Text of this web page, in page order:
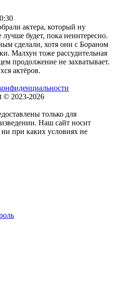
актера, который ну
будет, пока неинтересно.
сделали, хотя они с Бораном
Малхун тоже рассудительная
продолжение не захватывает.
актёров.
© 2023-2026
только для
Наш сайт носит
при каких условиях не